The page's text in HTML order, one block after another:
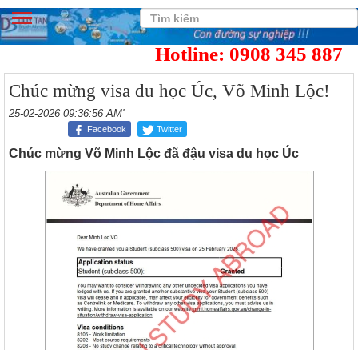
Hotline: 0908 345 887
Chúc mừng visa du học Úc, Võ Minh Lộc!
25-02-2026 09:36:56 AM'
Facebook Twitter
Chúc mừng Võ Minh Lộc đã đậu visa du học Úc